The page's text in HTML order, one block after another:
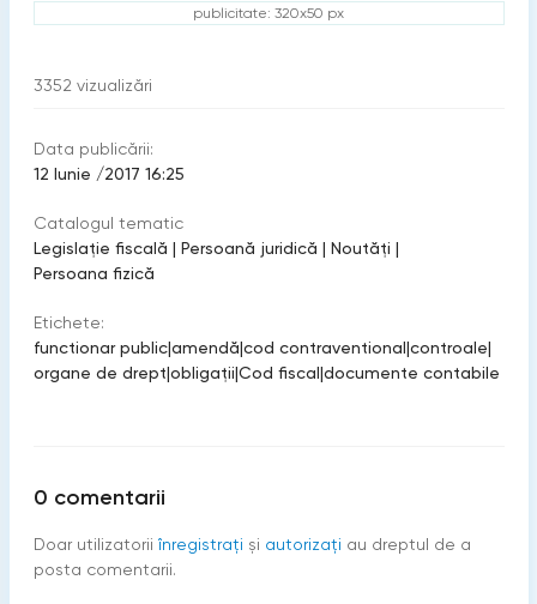
publicitate: 320x50 px
3352 vizualizări
Data publicării:
12 Iunie /2017 16:25
Catalogul tematic
Legislație fiscală | Persoană juridică | Noutăți |
Persoana fizică
Etichete:
functionar public|amendă|cod contraventional|controale|
organe de drept|obligaţii|Cod fiscal|documente contabile
0 comentarii
Doar utilizatorii înregistraţi şi autorizați au dreptul de a
posta comentarii.